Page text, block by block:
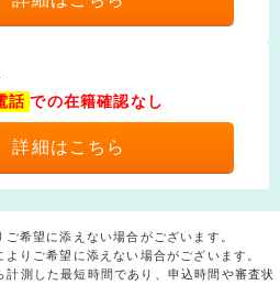
話 での在籍確認なし
詳細はこちら
希望に添えない場合がございます。
りご希望に添えない場合がございます。
測した最短時間であり、申込時間や審査状